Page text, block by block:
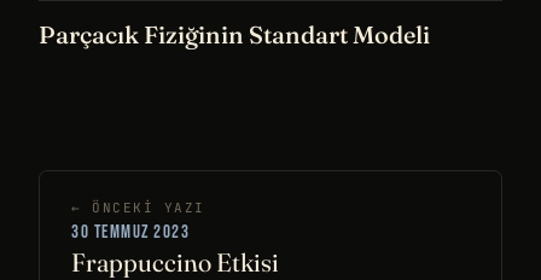
Parçacık Fiziğinin Standart Modeli
← ÖNCEKI YAZI
30 TEMMUZ 2023
Frappuccino Etkisi